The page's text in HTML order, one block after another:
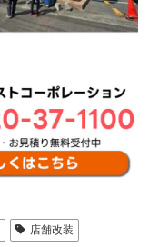
店舗改装